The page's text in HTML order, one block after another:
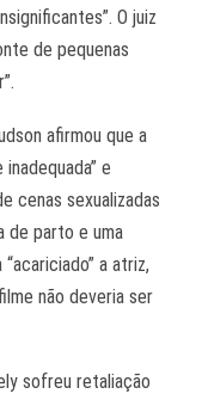
O juiz
de pequenas
afirmou que a
e
cenas sexualizadas
de parto e uma
a atriz,
não deveria ser
sofreu retaliação